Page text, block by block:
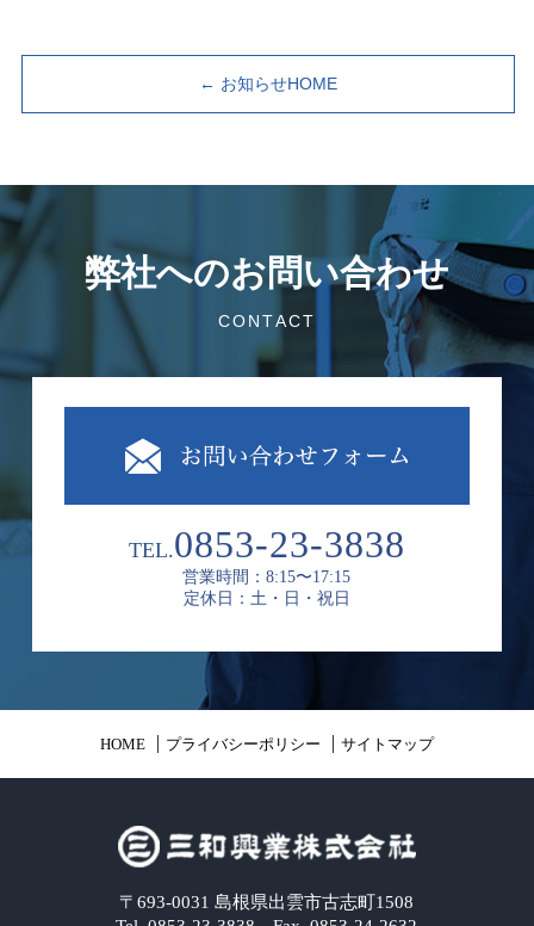
← お知らせHOME
弊社へのお問い合わせ
CONTACT
TEL.0853-23-3838
営業時間：8:15〜17:15
定休日：土・日・祝日
HOME プライバシーポリシー サイトマップ
〒693-0031 島根県出雲市古志町1508